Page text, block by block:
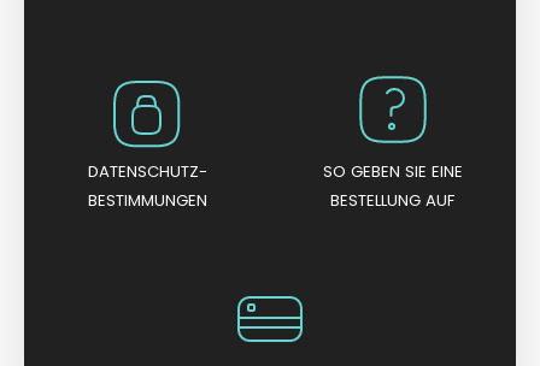
DATENSCHUTZ-
BESTIMMUNGEN
SO GEBEN SIE EINE
BESTELLUNG AUF